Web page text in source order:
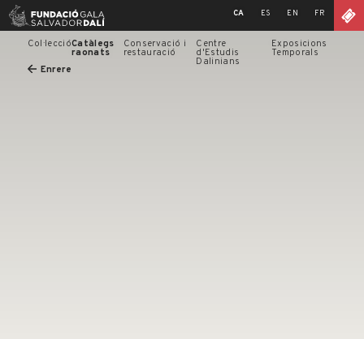
Skip
CA ES EN FR
Col·leccióCatàlegs
raonats
Conservació i
restauració
Centre
d'Estudis
Dalinians
Exposicions
Temporals
Enrere